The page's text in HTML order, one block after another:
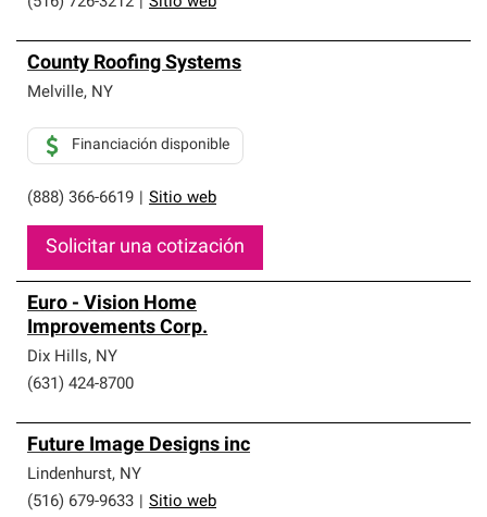
County Roofing Systems
Melville, NY
(888) 366-6619 Sitio web
Financiación disponible
Solicitar una cotización
Euro - Vision Home
Improvements Corp.
Dix Hills, NY
(631) 424-8700
Future Image Designs inc
Lindenhurst, NY
(516) 679-9633
Sitio web